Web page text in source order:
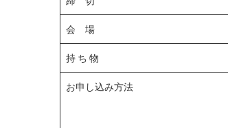
会 場
持 ち 物
お申し込み方法